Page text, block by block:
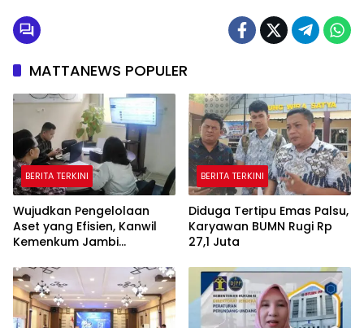
MATTANEWS POPULER
BERITA TERKINI
Wujudkan Pengelolaan
Aset yang Efisien, Kanwil
Kemenkum Jambi
Secara Transparan
BERITA TERKINI
Diduga Tertipu Emas Palsu,
Karyawan BUMN Rugi Rp
27,1 Juta